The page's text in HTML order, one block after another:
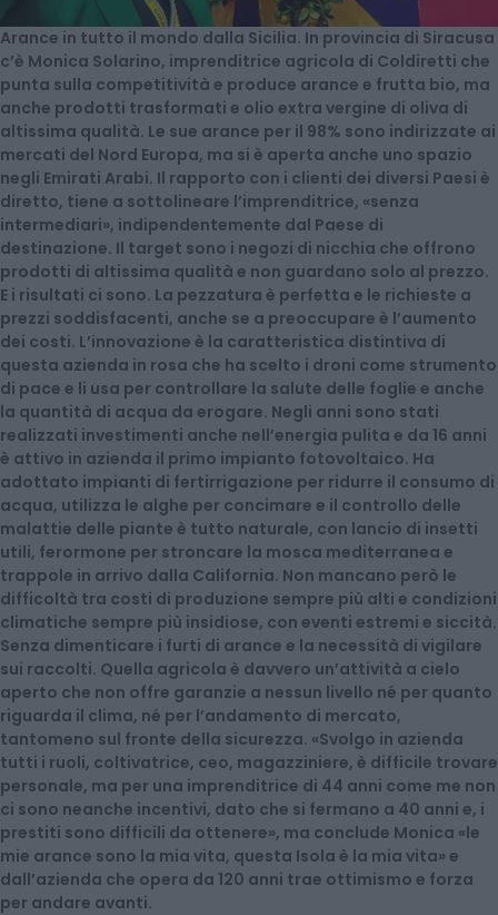
Arance in tutto il mondo dalla Sicilia. In provincia di Siracusa
c’è Monica Solarino, imprenditrice agricola di Coldiretti che
punta sulla competitività e produce arance e frutta bio, ma
anche prodotti trasformati e olio extra vergine di oliva di
altissima qualità. Le sue arance per il 98% sono indirizzate ai
mercati del Nord Europa, ma si è aperta anche uno spazio
negli Emirati Arabi. Il rapporto con i clienti dei diversi Paesi è
diretto, tiene a sottolineare l’imprenditrice, «senza
intermediari», indipendentemente dal Paese di
destinazione. Il target sono i negozi di nicchia che offrono
prodotti di altissima qualità e non guardano solo al prezzo.
E i risultati ci sono. La pezzatura è perfetta e le richieste a
prezzi soddisfacenti, anche se a preoccupare è l’aumento
dei costi. L’innovazione è la caratteristica distintiva di
questa azienda in rosa che ha scelto i droni come strumento
di pace e li usa per controllare la salute delle foglie e anche
la quantità di acqua da erogare. Negli anni sono stati
realizzati investimenti anche nell’energia pulita e da 16 anni
è attivo in azienda il primo impianto fotovoltaico. Ha
adottato impianti di fertirrigazione per ridurre il consumo di
acqua, utilizza le alghe per concimare e il controllo delle
malattie delle piante è tutto naturale, con lancio di insetti
utili, ferormone per stroncare la mosca mediterranea e
trappole in arrivo dalla California. Non mancano però le
difficoltà tra costi di produzione sempre più alti e condizioni
climatiche sempre più insidiose, con eventi estremi e siccità.
Senza dimenticare i furti di arance e la necessità di vigilare
sui raccolti. Quella agricola è davvero un’attività a cielo
aperto che non offre garanzie a nessun livello né per quanto
riguarda il clima, né per l’andamento di mercato,
tantomeno sul fronte della sicurezza. «Svolgo in azienda
tutti i ruoli, coltivatrice, ceo, magazziniere, è difficile trovare
personale, ma per una imprenditrice di 44 anni come me non
ci sono neanche incentivi, dato che si fermano a 40 anni e, i
prestiti sono difficili da ottenere», ma conclude Monica «le
mie arance sono la mia vita, questa Isola è la mia vita» e
dall’azienda che opera da 120 anni trae ottimismo e forza
per andare avanti.